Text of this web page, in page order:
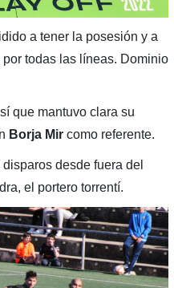
a tener la posesión y a
todas las líneas. Dominio
que mantuvo clara su
Borja Mir como referente.
desde fuera del
el portero torrentí.